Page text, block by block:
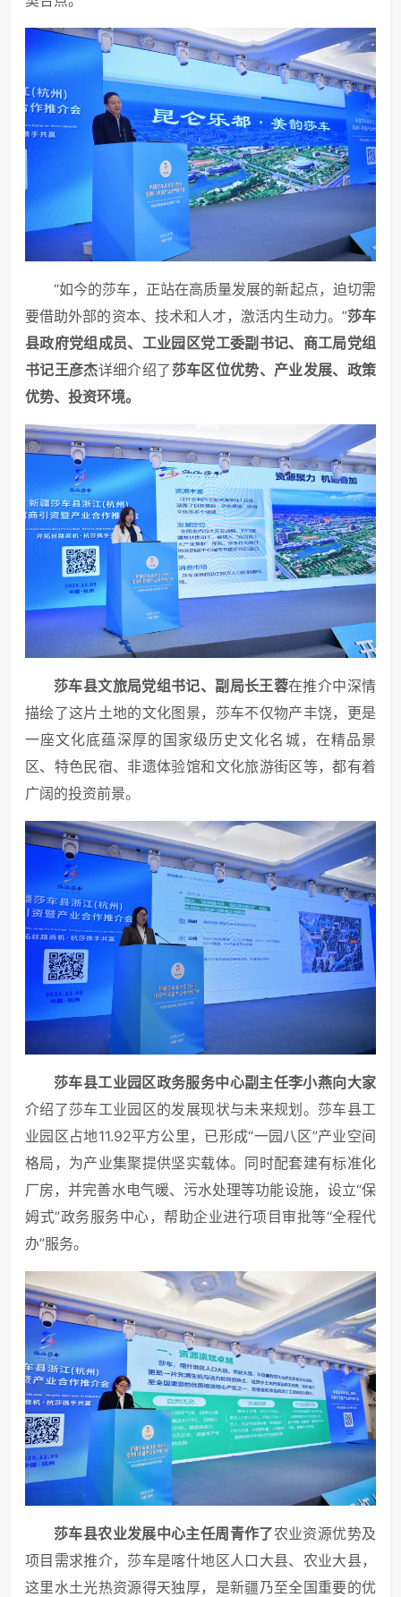
“如今的莎车，正站在高质量发展的新起点，迫切需
要借助外部的资本、技术和人才，激活内生动力。”莎车
县政府党组成员、 工业园区党工委副书记、商工局党组
书记王彦杰详细介绍了莎车区位优势、产业发展、政策
优势、投资环境。
莎车县文旅局党组书记、副局长王蓉在推介中深情
描绘了这片土地的文化图景，莎车不仅物产丰饶，更是
一座文化底蕴深厚的国家级历史文化名城，在精品景
区、特色民宿、非遗体验馆和文化旅游街区等，都有着
广阔的投资前景。
莎车县工业园区政务服务中心副主任李小燕向大家
介绍了莎车工业园区的发展现状与未来规划。莎车县工
业园区占地11.92平方公里，已形成“一园八区”产业空间
格局，为产业集聚提供坚实载体。同时配套建有标准化
厂房，并完善水电气暖、污水处理等功能设施，设立“保
姆式”政务服务中心，帮助企业进行项目审批等“全程代
办”服务。
莎车县农业发展中心主任周青作了农业资源优势及
项目需求推介，莎车是喀什地区人口大县、农业大县，
这里水土光热资源得天独厚，是新疆乃至全国重要的优